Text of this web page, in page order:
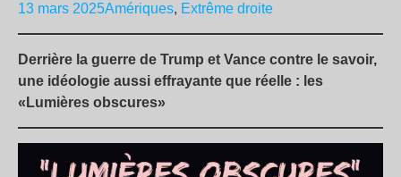
13 mars 2025Amériques, Extrême droite
Derrière la guerre de Trump et Vance contre le savoir,
une idéologie aussi effrayante que réelle : les
«Lumières obscures»